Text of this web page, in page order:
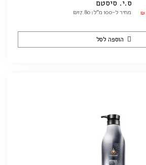
ס.י. סיסטם
₪ מחיר ל-100 מ"ל: ₪17.80
הוספה לסל